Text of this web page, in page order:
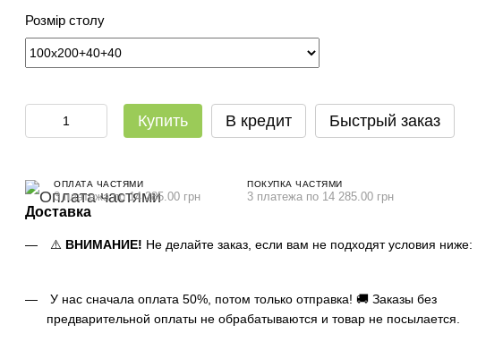
Розмір столу
Купить В кредит Быстрый заказ
ОПЛАТА ЧАСТЯМИ
3 платежа по 14 285.00 грн
ПОКУПКА ЧАСТЯМИ
3 платежа по 14 285.00 грн
Доставка
⚠️ ВНИМАНИЕ! Не делайте заказ, если вам не подходят условия ниже:
У нас сначала оплата 50%, потом только отправка! 🚚 Заказы без
предварительной оплаты не обрабатываются и товар не посылается.